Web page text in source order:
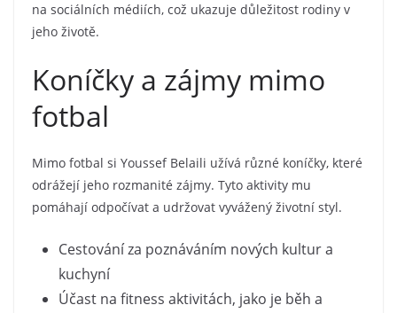
na sociálních médiích, což ukazuje důležitost rodiny v
jeho životě.
Koníčky a zájmy mimo
fotbal
Mimo fotbal si Youssef Belaili užívá různé koníčky, které
odrážejí jeho rozmanité zájmy. Tyto aktivity mu
pomáhají odpočívat a udržovat vyvážený životní styl.
Cestování za poznáváním nových kultur a
kuchyní
Účast na fitness aktivitách, jako je běh a